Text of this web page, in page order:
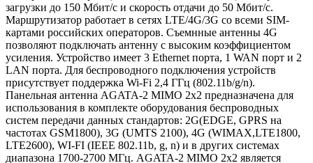
загрузки до 150 Мбит/с и скорость отдачи до 50 Мбит/с.
Маршрутизатор работает в сетях LTE/4G/3G со всеми SIM-
картами российских операторов. Съемнные антенны 4G
позволяют подключать антенну с высоким коэффициентом
усиления. Устройство имеет 3 Ethernet порта, 1 WAN порт и 2
LAN порта. Для беспроводного подключения устройств
присутствует поддержка Wi-Fi 2,4 ГГц (802.11b/g/n).
Панельная антенна AGATA-2 MIMO 2x2 предназначена для
использования в комплекте оборудования беспроводных
систем передачи данных стандартов: 2G(EDGE, GPRS на
частотах GSM1800), 3G (UMTS 2100), 4G (WIMAX,LTE1800,
LTE2600), WI-FI (IEEE 802.11b, g, n) и в других системах
диапазона 1700-2700 МГц. AGATA-2 MIMO 2x2 является